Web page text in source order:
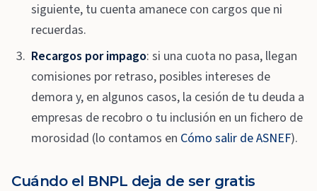
siguiente, tu cuenta amanece con cargos que ni
recuerdas.
Recargos por impago: si una cuota no pasa, llegan
comisiones por retraso, posibles intereses de
demora y, en algunos casos, la cesión de tu deuda a
empresas de recobro o tu inclusión en un fichero de
morosidad (lo contamos en Cómo salir de ASNEF).
Cuándo el BNPL deja de ser gratis